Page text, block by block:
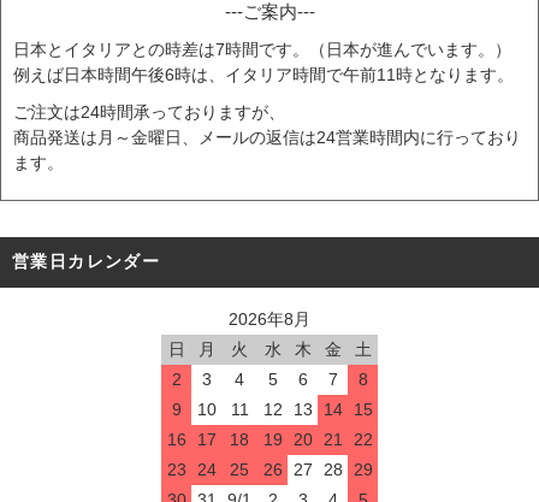
---ご案内---
日本とイタリアとの時差は7時間です。（日本が進んでいます。）
例えば日本時間午後6時は、イタリア時間で午前11時となります。
ご注文は24時間承っておりますが、
商品発送は月～金曜日、メールの返信は24営業時間内に行っており
ます。
営業日カレンダー
2026年8月
日
月 火 水 木 金
土
2
3 4 5 6 7
8
9
10 11 12 13 14
15
16
17 18 19 20 21
22
23
24 25 26 27 28
29